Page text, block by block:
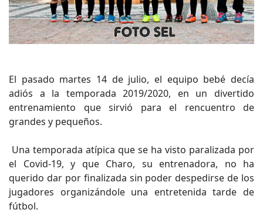
El pasado martes 14 de julio, el equipo bebé decía
adiós a la temporada 2019/2020, en un divertido
entrenamiento que sirvió para el rencuentro de
grandes y pequeños.
Una temporada atípica que se ha visto paralizada por
el Covid-19, y que Charo, su entrenadora, no ha
querido dar por finalizada sin poder despedirse de los
jugadores organizándole una entretenida tarde de
fútbol.